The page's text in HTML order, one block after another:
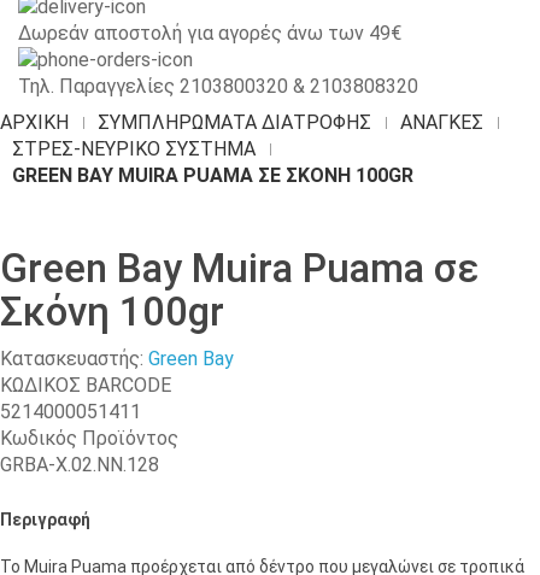
Δωρεάν αποστολή για αγορές άνω των 49€
Τηλ. Παραγγελίες 2103800320 & 2103808320
ΑΡΧΙΚΉ
ΣΥΜΠΛΗΡΩΜΑΤΑ ΔΙΑΤΡΟΦΗΣ
ΑΝΆΓΚΕΣ
ΣΤΡΕΣ-ΝΕΥΡΙΚΌ ΣΎΣΤΗΜΑ
GREEN BAY MUIRA PUAMA ΣΕ ΣΚΌΝΗ 100GR
Green Bay Muira Puama σε
Σκόνη 100gr
Κατασκευαστής: Green Bay
ΚΩΔΙΚΟΣ BARCODE
5214000051411
Κωδικός Προϊόντος
GRBA-Χ.02.ΝΝ.128
Περιγραφή
To Muira Puama προέρχεται από δέντρο που μεγαλώνει σε τροπικά